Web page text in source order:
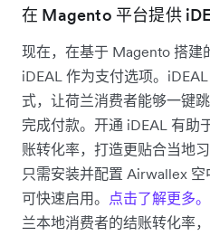
在 Magento 平台提供
现在，在基于 Magento 搭建
iDEAL 作为支付选项。
式，让荷兰消费者能够一键
完成付款。开通 iDEAL 有助
账转化率，打造更贴合当地
只需安装并配置 Airwallex
可快速启用。 点击了解更多。
兰本地消费者的结账转化率